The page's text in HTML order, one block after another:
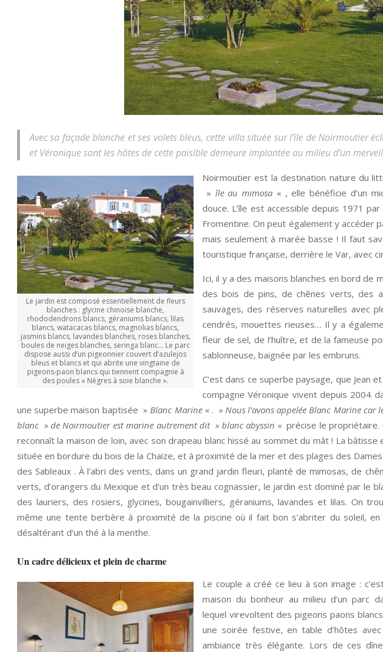
Avec sa façade blanche et ses volets bleus, cette villa située sur l’île de Noirmoutier
et Véronique sont les hôtes de cette paisible demeure implantée au milieu d’un
Le jardin est composé essentiellement de fleurs
blanches : glycine chinoise blanche,
rhododendrons blancs, géraniums blancs, lilas
blancs, watacacas blancs, magnolias blancs,
jasmins blancs, lavandes blanches, roses blanches,
boules de neiges blanches, seringa blanc… Le parc
dispose aussi d’un pigeonnier couvert d’azulejos
bleus et blancs et qui abrite une vingtaine de
pigeons-paon blancs qui tiennent compagnie à
des poules « Nègres à soie blanche ».
Noirmoutier est la destination nature du
» île au mimosa « , elle bénéficie d’un
douce. L’île est accessible depuis 1971
Fromentine. On peut également y accéder
mais seulement à marée basse ! Il faut
touristique française, derrière le Var, avec
Ici, il y a des maisons blanches en bord
des bois de pins, de chênes verts, des
sauvages, des réserves naturelles avec
cendrés, mouettes rieuses… Il y a
fleur de sel, de l’huître, et de la fameuse
sablonneuse, baignée par les embruns.
C’est dans ce superbe paysage, que Jean
compagne Véronique vivent depuis 2004
une superbe maison baptisée »Blanc Marine« . » Nous l’avons appelée Blanc Marine car
blanc » de Noirmoutier est marine autrement dit » blanc abyssin « précise le propriétaire.
reconnaît la maison de loin, avec son drapeau blanc hissé au sommet du mât ! La bâtisse
située en bordure du bois de la Chaize, et à proximité de la mer et des plages des
des Sableaux . À l’abri des vents, dans un grand jardin fleuri, planté de mimosas, de
verts, d’orangers du Mexique et d’un très beau cognassier, le jardin est dominé par le
des lauriers, des rosiers, glycines, bougainvilliers, géraniums, lavandes et lilas. On
même une tente berbère à proximité de la piscine où il fait bon s’abriter du soleil, en
désaltérant d’un thé à la menthe.
Un cadre délicieux et plein de charme
Le couple a créé ce lieu à son image :
maison du bonheur au milieu d’un parc
lequel virevoltent des pigeons paons
une soirée festive, en table d’hôtes
ambiance très élégante. Lors de ces